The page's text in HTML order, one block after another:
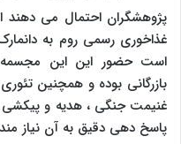
پژوهشگران احتمال می دهند
غذاخوری رسمی روم به
است حضور این این
بازرگانی بوده و همچنین
غنیمت جنگی ، هدیه و
پاسخ دهی دقیق به آن نیاز